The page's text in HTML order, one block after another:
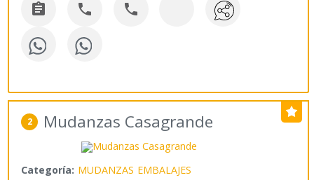
  
2 Mudanzas Casagrande
Categoría: MUDANZAS EMBALAJES